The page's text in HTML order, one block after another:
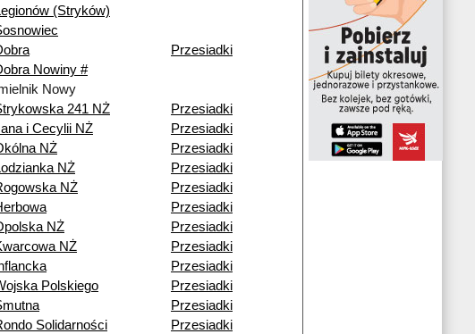
(Stryków)
Przesiadki
Nowiny #
Nowy
241 NŻ
Przesiadki
i Cecylii NŻ
Przesiadki
NŻ
Przesiadki
NŻ
Przesiadki
NŻ
Przesiadki
Przesiadki
NŻ
Przesiadki
NŻ
Przesiadki
Przesiadki
Polskiego
Przesiadki
Przesiadki
Solidarności
Przesiadki